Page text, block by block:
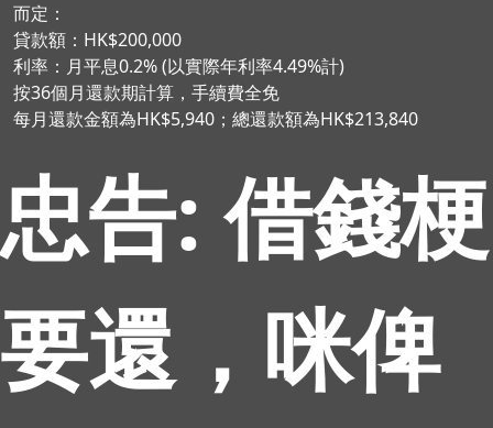
而定：
貸款額：HK$200,000
利率：月平息0.2% (以實際年利率4.49%計)
按36個月還款期計算，手續費全免
每月還款金額為HK$5,940；總還款額為HK$213,840
忠告: 借錢梗
要還，咪俾